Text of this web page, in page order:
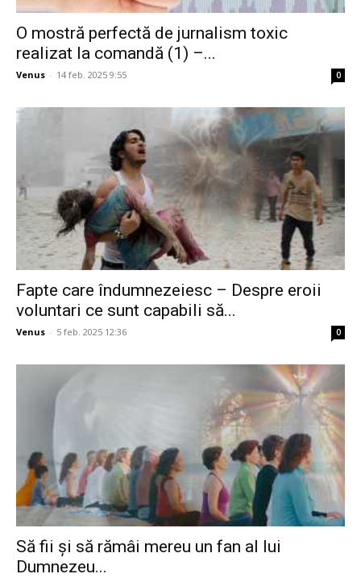
O mostră perfectă de jurnalism toxic
realizat la comandă (1) –...
Venus - 14 feb. 2025 9:55 0
Fapte care îndumnezeiesc – Despre eroii
voluntari ce sunt capabili să...
Venus - 5 feb. 2025 12:36 0
Să fii și să rămâi mereu un fan al lui
Dumnezeu...